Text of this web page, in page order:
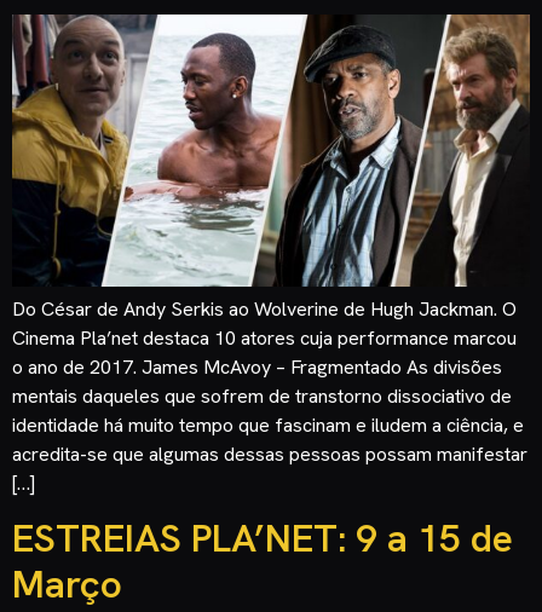
Do César de Andy Serkis ao Wolverine de Hugh Jackman. O
Cinema Pla’net destaca 10 atores cuja performance marcou
o ano de 2017. James McAvoy – Fragmentado As divisões
mentais daqueles que sofrem de transtorno dissociativo de
identidade há muito tempo que fascinam e iludem a ciência, e
acredita-se que algumas dessas pessoas possam manifestar
[…]
ESTREIAS PLA’NET: 9 a 15 de
Março